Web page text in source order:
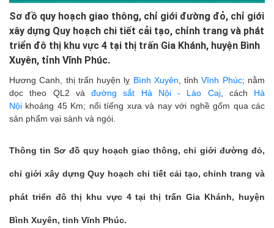
Sơ đồ quy hoạch giao thông, chỉ giới đường đỏ, chỉ giới
xây dựng Quy hoạch chi tiết cải tạo, chỉnh trang và phát
triển đô thị khu vực 4 tại thị trấn Gia Khánh, huyện Bình
Xuyên, tỉnh Vĩnh Phúc.
Hương Canh, thị trấn huyện lỵ Bình Xuyên, tỉnhVĩnh Phúc; nằm
dọc theo QL2 và đường sắt Hà Nội - Lào Cai, cách Hà
Nội khoảng 45 Km; nổi tíếng xưa và nay với nghề gốm qua các
sản phẩm vại sành và ngói.
Thông tin Sơ đồ quy hoạch giao thông, chỉ giới đường đỏ,
chỉ giới xây dựng Quy hoạch chi tiết cải tạo, chỉnh trang và
phát triển đô thị khu vực 4 tại thị trấn Gia Khánh, huyện
Bình Xuyên, tỉnh Vĩnh Phúc.